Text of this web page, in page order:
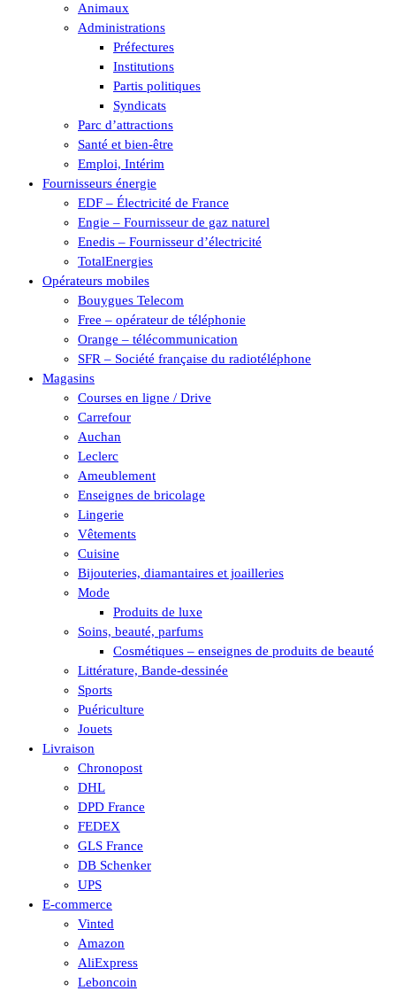
Animaux
Administrations
Préfectures
Institutions
Partis politiques
Syndicats
Parc d’attractions
Santé et bien-être
Emploi, Intérim
Fournisseurs énergie
EDF – Électricité de France
Engie – Fournisseur de gaz naturel
Enedis – Fournisseur d’électricité
TotalEnergies
Opérateurs mobiles
Bouygues Telecom
Free – opérateur de téléphonie
Orange – télécommunication
SFR – Société française du radiotéléphone
Magasins
Courses en ligne / Drive
Carrefour
Auchan
Leclerc
Ameublement
Enseignes de bricolage
Lingerie
Vêtements
Cuisine
Bijouteries, diamantaires et joailleries
Mode
Produits de luxe
Soins, beauté, parfums
Cosmétiques – enseignes de produits de beauté
Littérature, Bande-dessinée
Sports
Puériculture
Jouets
Livraison
Chronopost
DHL
DPD France
FEDEX
GLS France
DB Schenker
UPS
E-commerce
Vinted
Amazon
AliExpress
Leboncoin